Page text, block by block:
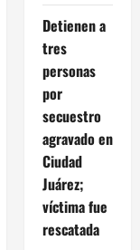
Detienen a
tres
personas
por
secuestro
agravado en
Ciudad
Juárez;
víctima fue
rescatada